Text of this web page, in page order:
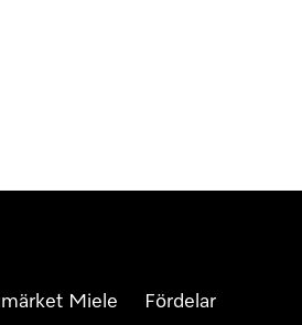
Miele Fördelar